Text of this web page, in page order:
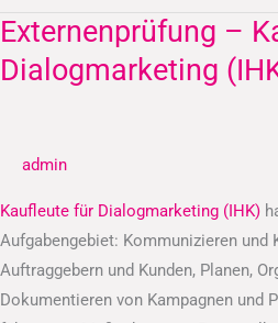
Externenprüfung –
Dialogmarketing
admin
Kaufleute für Dialogmarketing (IHK)
Aufgabengebiet: Kommunizieren und
Auftraggebern und Kunden, Planen,
Dokumentieren von Kampagnen und
Externenprüfung
–
Kaufleute
(IHK)